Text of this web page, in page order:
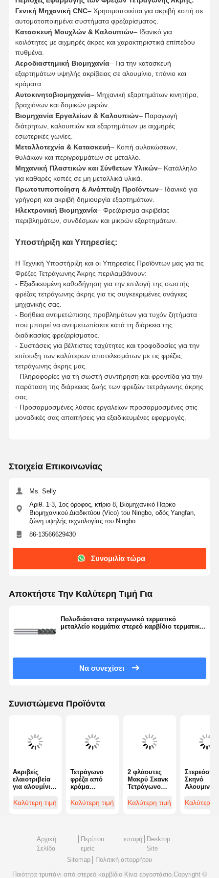
DE1204 D12 30 L75
DE1404 D14 35 L100 14
DE1604 D16 45 L100
DE1804 D18 45 L100
DE2004 D20 50 L100
Γενική Μηχανική CNC– Χρησιμοποιείται για ακριβή κοπή σε
αυτοματοποιημένα συστήματα φρεζαρίσματος.
Κατασκευή Μουχλών & Καλουπιών– Ιδανικό για
κοιλότητες με αιχμηρές άκρες και χαρακτηριστικά επίπεδου
πυθμένα.
Αεροδιαστημική Βιομηχανία– Για την κατασκευή
εξαρτημάτων υψηλής ακρίβειας σε αλουμίνιο, τιτάνιο και
κράματα.
Αυτοκινητοβιομηχανία– Μηχανική εξαρτημάτων κινητήρα,
βραχιόνων και δομικών μερών.
Βιομηχανία Εργαλείων & Καλουπιών– Παραγωγή
διάτρητων, καλουπιών και εξαρτημάτων με αιχμηρές
εσωτερικές γωνίες.
Μεταλλοτεχνία & Κατασκευή– Κοπή αυλακώσεων,
θυλάκων και περιγραμμάτων σε μέταλλο.
Μηχανική Πλαστικών και Σύνθετων Υλικών– Κατάλληλο
για καθαρές κοπές σε μη μεταλλικά υλικά.
Πρωτοτυποποίηση & Ανάπτυξη Προϊόντων– Ιδανικό για
γρήγορη και ακριβή δημιουργία εξαρτημάτων.
Ηλεκτρονική Βιομηχανία– Φρεζάρισμα ακριβείας
περιβλημάτων, συνδέσμων και μικρών εξαρτημάτων.
Υποστήριξη και Υπηρεσίες:
Η Τεχνική Υποστήριξη και οι Υπηρεσίες Προϊόντων μας για τις
Φρέζες Τετράγωνης Άκρης περιλαμβάνουν:
- Εξειδικευμένη καθοδήγηση για την επιλογή της σωστής
φρέζας τετράγωνης άκρης για τις συγκεκριμένες ανάγκες
μηχανικής σας.
- Βοήθεια αντιμετώπισης προβλημάτων για τυχόν ζητήματα
που μπορεί να αντιμετωπίσετε κατά τη διάρκεια της
διαδικασίας φρεζαρίσματος.
- Συστάσεις για βέλτιστες ταχύτητες και τροφοδοσίες για την
επίτευξη των καλύτερων αποτελεσμάτων με τις φρέζες
τετράγωνης άκρης μας.
- Πληροφορίες για τη σωστή συντήρηση και φροντίδα για την
παράταση της διάρκειας ζωής των φρεζών τετράγωνης άκρης
σας.
- Προσαρμοσμένες λύσεις εργαλείων προσαρμοσμένες στις
μοναδικές σας απαιτήσεις για εξειδικευμένες εφαρμογές.
Στοιχεία Επικοινωνίας
Ms. Selly
Αριθ. 1-3, 1ος όροφος, κτίριο 8, Βιομηχανικό Πάρκο
Βιομηχανικού Διαδικτύου (Vico) του Ningbo, οδός Yangfan,
ζώνη υψηλής τεχνολογίας του Ningbo
86-13566629430
Συνομιλία τώρα
Αποκτήστε Την Καλύτερη Τιμή Για
Πολυδιάστατο τετραγωνικό τερματικό
μεταλλείο κομμάτια στερεό καρβίδιο τερματικό
Να συνεχίσει
Συνιστώμενα Προϊόντα
Ακριβείς
ελαιοτριβεία
για αλουμίνιο
καρβίδιο
τετράγωνο
Καλύτερη τιμή
Τετράγωνο
φρέζα από
κράμα
αντικραδασμι
κή απόδοση
Καλύτερη τιμή
2 φλάουτες
Μακρύ Σκανκ
Τετράγωνο
Στριβάνια
κατασκευασμέ
ταχύτητας 35
μοίρες
Στροφή έλικας
Καλύτερη τιμή
Σκηνό
Αλουμινίου
Στριβεία
Τετράγωνο
Καλύτερη
Αρχική
Σελίδα
Περίπου
εμείς
επαφή
Desktop
Site
Sitemap
Πολιτική απορρήτου
Ποιότητα τρυπάνι από στερεό καρβίδιοΚίνα εργοστάσιο.Copyright ©